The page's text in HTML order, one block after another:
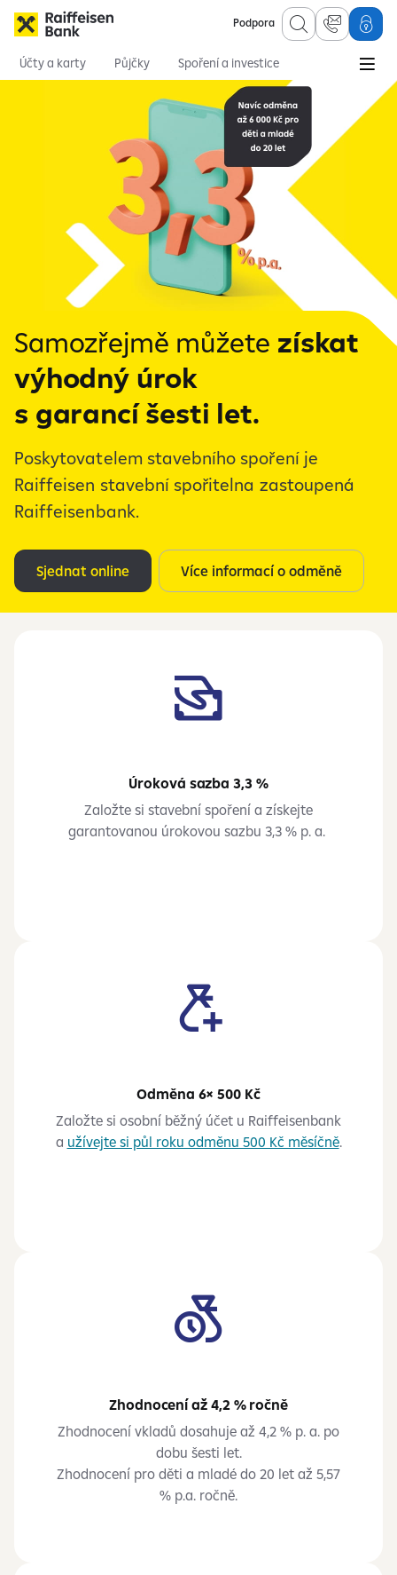
Podpora
Účty a karty Půjčky
Spoření a investice
Pojištění
Spoření a investování Spoření Stavební spoření
Samozřejmě můžete získat
výhodný úrok
s garancí šesti let.
Poskytovatelem stavebního spoření je
Raiffeisen stavební spořitelna zastoupená
Raiffeisenbank.
Sjednat online Více informací o odměně
Úroková sazba 3,3 %
Založte si stavební spoření a získejte
garantovanou úrokovou sazbu 3,3 % p. a.
Odměna 6× 500 Kč
Založte si osobní běžný účet u Raiffeisenbank
a užívejte si půl roku odměnu 500 Kč měsíčně.
Zhodnocení až 4,2 % ročně
Zhodnocení vkladů dosahuje až 4,2 % p. a. po
dobu šesti let.
Zhodnocení pro děti a mladé do 20 let až 5,57
% p.a. ročně.